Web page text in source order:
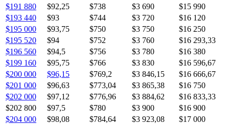
$191 880
$92,25 $738 $3 690
$15 990
$193 440
$93 $744 $3 720
$16 120
$195 000
$93,75 $750 $3 750
$16 250
$195 520
$94 $752 $3 760
$16 293,33
$196 560
$94,5 $756 $3 780
$16 380
$199 160
$95,75 $766 $3 830
$16 596,67
$200 000
$96,15 $769,2 $3 846,15
$16 666,67
$201 000
$96,63 $773,04 $3 865,38
$16 750
$202 000
$97,12 $776,96 $3 884,62
$16 833,33
$202 800
$97,5 $780 $3 900
$16 900
$204 000
$98,08 $784,64 $3 923,08
$17 000